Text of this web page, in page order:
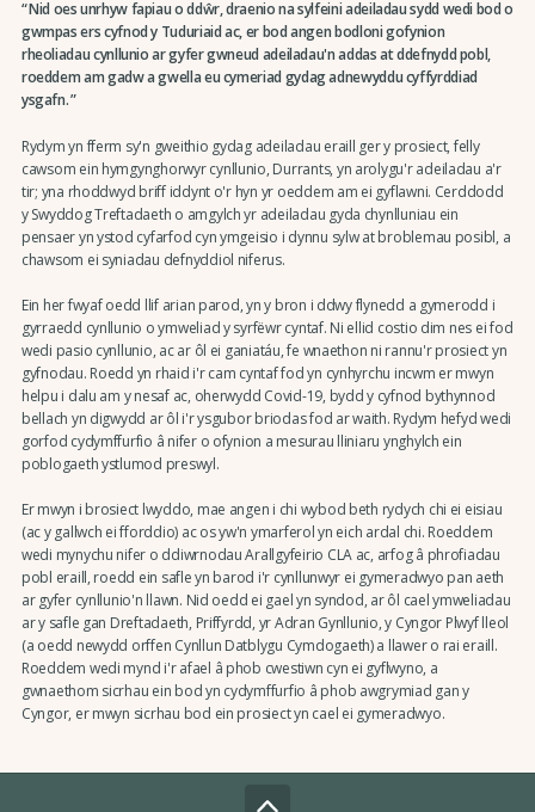
Nid oes unrhyw fapiau o ddŵr, draenio na sylfeini adeiladau sydd wedi bod o
gwmpas ers cyfnod y Tuduriaid ac, er bod angen bodloni gofynion
rheoliadau cynllunio ar gyfer gwneud adeiladau'n addas at ddefnydd pobl,
roeddem am gadw a gwella eu cymeriad gydag adnewyddu cyffyrddiad
ysgafn.
Rydym yn fferm sy'n gweithio gydag adeiladau eraill ger y prosiect, felly
cawsom ein hymgynghorwyr cynllunio, Durrants, yn arolygu'r adeiladau a'r
tir; yna rhoddwyd briff iddynt o'r hyn yr oeddem am ei gyflawni. Cerddodd
y Swyddog Treftadaeth o amgylch yr adeiladau gyda chynlluniau ein
pensaer yn ystod cyfarfod cyn ymgeisio i dynnu sylw at broblemau posibl, a
chawsom ei syniadau defnyddiol niferus.
Ein her fwyaf oedd llif arian parod, yn y bron i ddwy flynedd a gymerodd i
gyrraedd cynllunio o ymweliad y syrfëwr cyntaf. Ni ellid costio dim nes ei fod
wedi pasio cynllunio, ac ar ôl ei ganiatáu, fe wnaethon ni rannu'r prosiect yn
gyfnodau. Roedd yn rhaid i'r cam cyntaf fod yn cynhyrchu incwm er mwyn
helpu i dalu am y nesaf ac, oherwydd Covid-19, bydd y cyfnod bythynnod
bellach yn digwydd ar ôl i'r ysgubor briodas fod ar waith. Rydym hefyd wedi
gorfod cydymffurfio â nifer o ofynion a mesurau lliniaru ynghylch ein
poblogaeth ystlumod preswyl.
Er mwyn i brosiect lwyddo, mae angen i chi wybod beth rydych chi ei eisiau
(ac y gallwch ei fforddio) ac os yw'n ymarferol yn eich ardal chi. Roeddem
wedi mynychu nifer o ddiwrnodau Arallgyfeirio CLA ac, arfog â phrofiadau
pobl eraill, roedd ein safle yn barod i'r cynllunwyr ei gymeradwyo pan aeth
ar gyfer cynllunio'n llawn. Nid oedd ei gael yn syndod, ar ôl cael ymweliadau
ar y safle gan Dreftadaeth, Priffyrdd, yr Adran Gynllunio, y Cyngor Plwyf lleol
(a oedd newydd orffen Cynllun Datblygu Cymdogaeth) a llawer o rai eraill.
Roeddem wedi mynd i'r afael â phob cwestiwn cyn ei gyflwyno, a
gwnaethom sicrhau ein bod yn cydymffurfio â phob awgrymiad gan y
Cyngor, er mwyn sicrhau bod ein prosiect yn cael ei gymeradwyo.